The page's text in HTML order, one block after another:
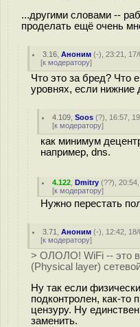
...другими словами --
проделать ещё очень
3.16 ,Аноним (-), 23:21, 17/
[к модератору]
Что это за бред? Что
уровнях, если нижние
4.109 ,Soos (?), 16:57,
[к модератору]
как минимум
например, dns.
4.122 ,Dmitry (??),
[к модератору]
Нужно перестать
3.71 ,Аноним (-), 12:42, 18/
[к модератору]
> ОЛОЛО! WiFi -- это
(Physical layer)
Ну так если
подконтролен, как-то
цензуру. Ну
заменить.